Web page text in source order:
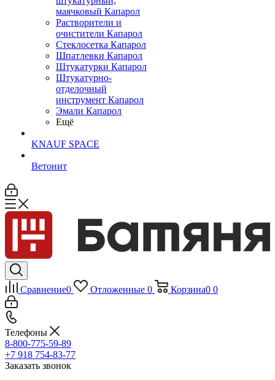
маячковый Капарол
Растворители и
очистители Капарол
Cтеклосетка Капарол
Шпатлевки Капарол
Штукатурки Капарол
Штукатурно-
отделочный
инструмент Капарол
Эмали Капарол
Ещё
KNAUF SPACE
Ветонит
Сравнение0 Отложенные 0 Корзина0 0
Телефоны
8-800-775-59-89
+7 918 754-83-77
Заказать звонок